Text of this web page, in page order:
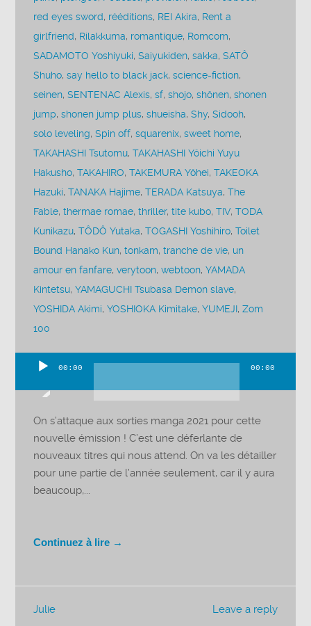
red eyes sword, rééditions, REI Akira, Rent a
girlfriend, Rilakkuma, romantique, Romcom,
SADAMOTO Yoshiyuki,Saiyukiden,sakka,SATÔ
Shuho,say hello to black jack,science-fiction,
seinen,SENTENAC Alexis,sf,shojo,shônen,shonen
jump,shonen jump plus,shueisha,Shy,Sidooh,
solo leveling,Spin off,squarenix,sweet home,
TAKAHASHI Tsutomu,TAKAHASHI Yôichi Yuyu
Hakusho,TAKAHIRO,TAKEMURA Yôhei,TAKEOKA
Hazuki,TANAKA Hajime,TERADA Katsuya,The
Fable,thermae romae,thriller,tite kubo,TIV,TODA
Kunikazu,TÔDÔ Yutaka,TOGASHI Yoshihiro,Toilet
Bound Hanako Kun,tonkam,tranche de vie, un
amour en fanfare,verytoon,webtoon,YAMADA
Kintetsu,YAMAGUCHI Tsubasa Demon slave,
YOSHIDA Akimi,YOSHIOKA Kimitake,YUMEJI,Zom
100
audio
00:00 00:00
On s’attaque aux sorties manga 2021 pour cette
nouvelle émission ! C’est une déferlante de
nouveaux titres qui nous attend. On va les détailler
pour une partie de l’année seulement, car il y aura
beaucoup,...
Continuez à lire →
Leave a reply
Julie